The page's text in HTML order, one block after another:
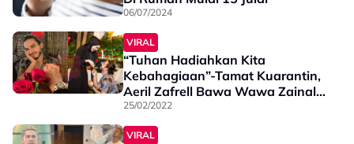
06/07/2024
VIRAL
“Tuhan Hadiahkan Kita
Kebahagiaan”-Tamat Kuarantin,
Aeril Zafrell Bawa Wawa Zainal
Sambut Anniversary Ke-10
25/02/2022
VIRAL